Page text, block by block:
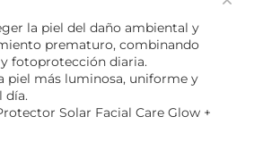
la piel del daño ambiental y
prematuro, combinando
fotoprotección diaria.
piel más luminosa, uniforme y
día.
Solar Facial Care Glow +